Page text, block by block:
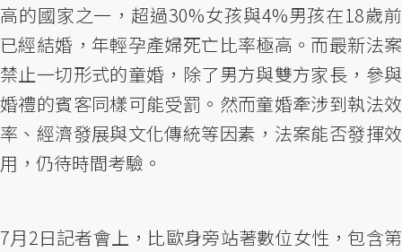
高的國家之一，超過30%女孩與4%男孩在18歲前
已經結婚，年輕孕產婦死亡比率極高。而最新法案
禁止一切形式的童婚，除了男方與雙方家長，參與
婚禮的賓客同樣可能受罰。然而童婚牽涉到執法效
率、經濟發展與文化傳統等因素，法案能否發揮效
用，仍待時間考驗。
7月2日記者會上，比歐身旁站著數位女性，包含第